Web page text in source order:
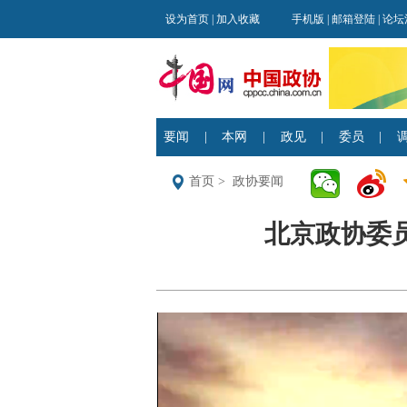
首页 > 政协要闻
北京政协委